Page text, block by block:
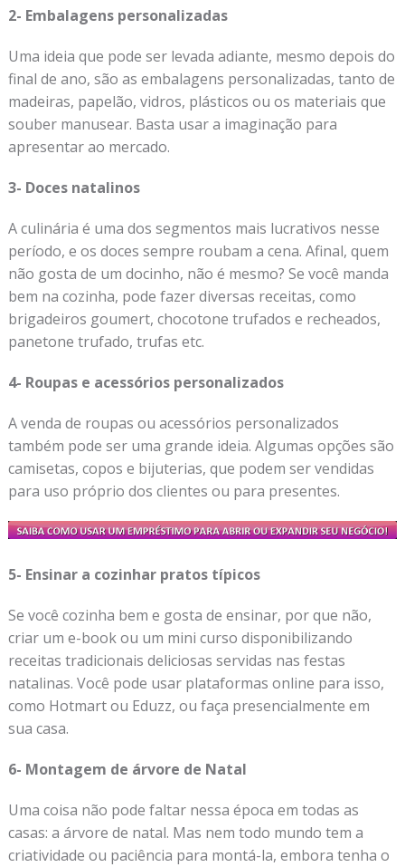
2- Embalagens personalizadas
Uma ideia que pode ser levada adiante, mesmo depois do
final de ano, são as embalagens personalizadas, tanto de
madeiras, papelão, vidros, plásticos ou os materiais que
souber manusear. Basta usar a imaginação para
apresentar ao mercado.
3- Doces natalinos
A culinária é uma dos segmentos mais lucrativos nesse
período, e os doces sempre roubam a cena. Afinal, quem
não gosta de um docinho, não é mesmo? Se você manda
bem na cozinha, pode fazer diversas receitas, como
brigadeiros goumert, chocotone trufados e recheados,
panetone trufado, trufas etc.
4- Roupas e acessórios personalizados
A venda de roupas ou acessórios personalizados
também pode ser uma grande ideia. Algumas opções são
camisetas, copos e bijuterias, que podem ser vendidas
para uso próprio dos clientes ou para presentes.
5- Ensinar a cozinhar pratos típicos
Se você cozinha bem e gosta de ensinar, por que não,
criar um e-book ou um mini curso disponibilizando
receitas tradicionais deliciosas servidas nas festas
natalinas. Você pode usar plataformas online para isso,
como Hotmart ou Eduzz, ou faça presencialmente em
sua casa.
6- Montagem de árvore de Natal
Uma coisa não pode faltar nessa época em todas as
casas: a árvore de natal. Mas nem todo mundo tem a
criatividade ou paciência para montá-la, embora tenha o